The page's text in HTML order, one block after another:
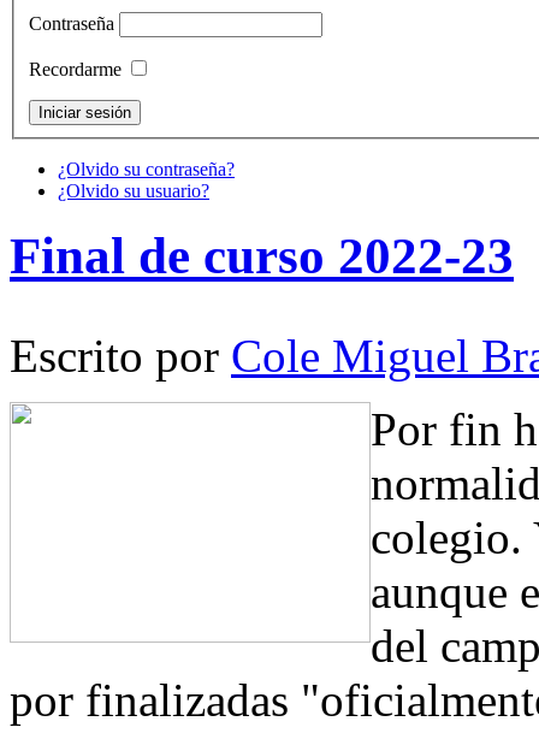
Contraseña
Recordarme
¿Olvido su contraseña?
¿Olvido su usuario?
Final de curso 2022-23
Escrito por Cole Miguel
Por fin
colegio.
aunque
del
por finalizadas